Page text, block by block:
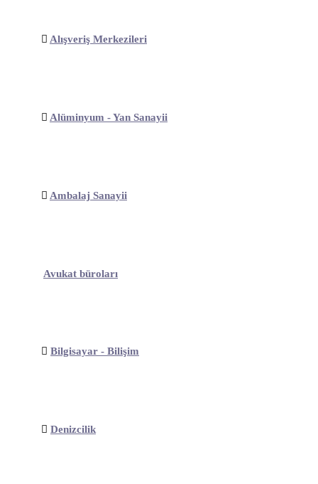
Alışveriş Merkezileri
Alüminyum - Yan Sanayii
Ambalaj Sanayii
Avukat büroları
Bilgisayar - Bilişim
Denizcilik